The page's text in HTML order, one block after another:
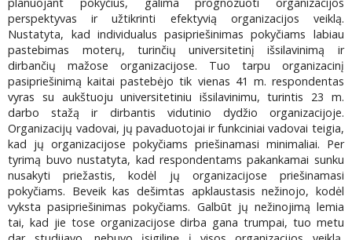
planuojant pokyčius, galima prognozuoti organizacijos
perspektyvas ir užtikrinti efektyvią organizacijos veiklą.
Nustatyta, kad individualus pasipriešinimas pokyčiams labiau
pastebimas moterų, turinčių universitetinį išsilavinimą ir
dirbančių mažose organizacijose. Tuo tarpu organizacinį
pasipriešinimą kaitai pastebėjo tik vienas 41 m. respondentas
vyras su aukštuoju universitetiniu išsilavinimu, turintis 23 m.
darbo stažą ir dirbantis vidutinio dydžio organizacijoje.
Organizacijų vadovai, jų pavaduotojai ir funkciniai vadovai teigia,
kad jų organizacijose pokyčiams priešinamasi minimaliai. Per
tyrimą buvo nustatyta, kad respondentams pakankamai sunku
nusakyti priežastis, kodėl jų organizacijose priešinamasi
pokyčiams. Beveik kas dešimtas apklaustasis nežinojo, kodėl
vyksta pasipriešinimas pokyčiams. Galbūt jų nežinojimą lemia
tai, kad jie tose organizacijose dirba gana trumpai, tuo metu